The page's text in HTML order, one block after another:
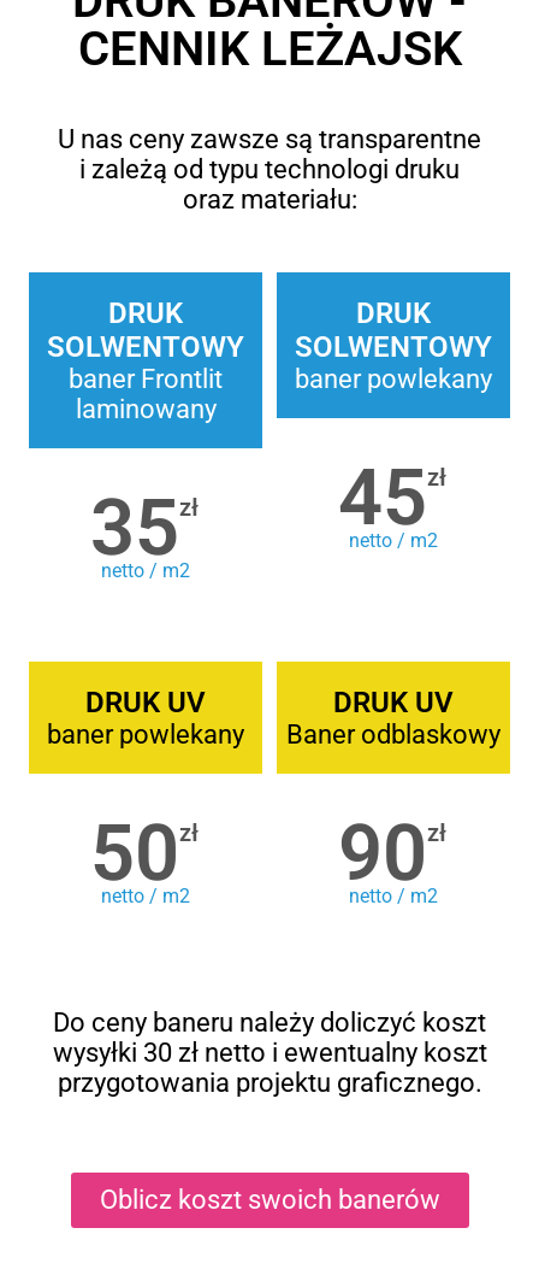
CENNIK LEŻAJSK
U nas ceny zawsze są transparentne
i zależą od typu technologi druku
oraz materiału:
DRUK
SOLWENTOWY
baner Frontlit
laminowany
35zł
netto / m2
DRUK
SOLWENTOWY
baner powlekany
45zł
netto / m2
DRUK UV
baner powlekany
50zł
netto / m2
DRUK UV
Baner odblaskowy
90zł
netto / m2
Do ceny baneru należy doliczyć koszt
wysyłki 30 zł netto i ewentualny koszt
przygotowania projektu graficznego.
Oblicz koszt swoich banerów